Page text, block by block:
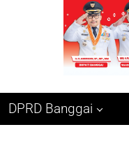
DPRD Banggai